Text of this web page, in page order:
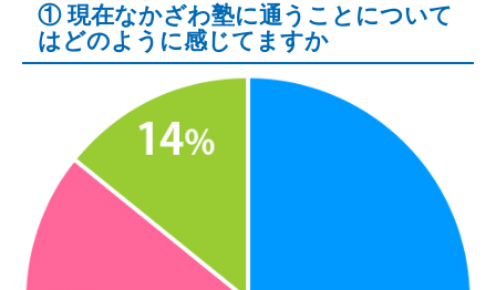
① 現在なかざわ塾に通うことについて
はどのように感じてますか